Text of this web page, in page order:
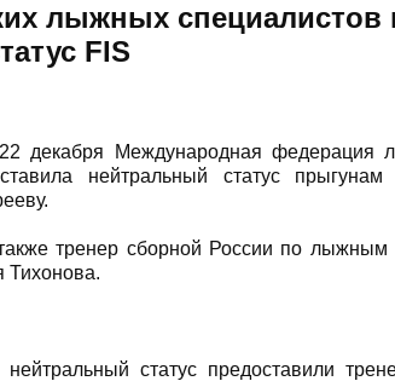
лыжных специалистов
FIS
декабря Международная федерация
нейтральный статус
тренер сборной России по
Тихонова.
статус предоставили